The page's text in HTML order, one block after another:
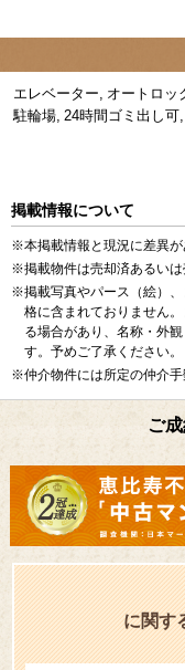
エレベーター オートロッ
駐輪場 24時間ゴミ出し可
掲載情報について
※本掲載情報と現況に差異が
※掲載物件は売却済あるいは
※掲載写真やパース（絵）
格に含まれておりません
る場合があり、名称・外
す。予めご了承ください。
※仲介物件には所定の仲介手
ご
に関す